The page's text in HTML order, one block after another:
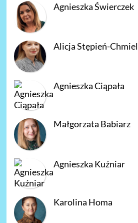
Agnieszka Świerczek
Alicja Stępień-Chmiel
Agnieszka Ciąpała
Małgorzata Babiarz
Agnieszka Kuźniar
Karolina Homa